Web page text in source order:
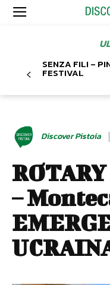
SENZA FILI –
FESTIVAL
Discover Pistoia
–